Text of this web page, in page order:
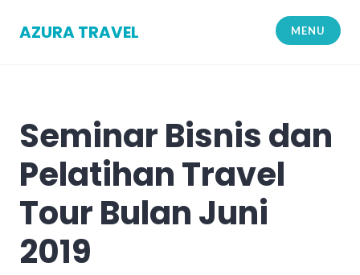
AZURA TRAVEL MENU
Seminar Bisnis dan
Pelatihan Travel
Tour Bulan Juni
2019